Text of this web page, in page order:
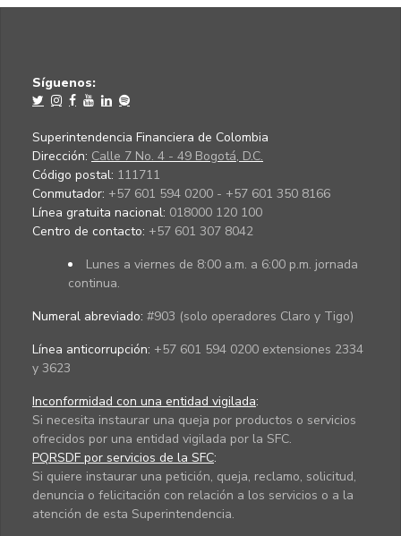
Síguenos:
Superintendencia Financiera de Colombia
Dirección: Calle 7 No. 4 - 49 Bogotá, D.C.
Código postal: 111711
Conmutador: +57 601 594 0200 - +57 601 350 8166
Línea gratuita nacional: 018000 120 100
Centro de contacto: +57 601 307 8042
Lunes a viernes de 8:00 a.m. a 6:00 p.m. jornada
continua.
Numeral abreviado: #903 (solo operadores Claro y Tigo)
Línea anticorrupción: +57 601 594 0200 extensiones 2334
y 3623
Inconformidad con una entidad vigilada:
Si necesita instaurar una queja por productos o servicios
ofrecidos por una entidad vigilada por la SFC.
PQRSDF por servicios de la SFC:
Si quiere instaurar una petición, queja, reclamo, solicitud,
denuncia o felicitación con relación a los servicios o a la
atención de esta Superintendencia.